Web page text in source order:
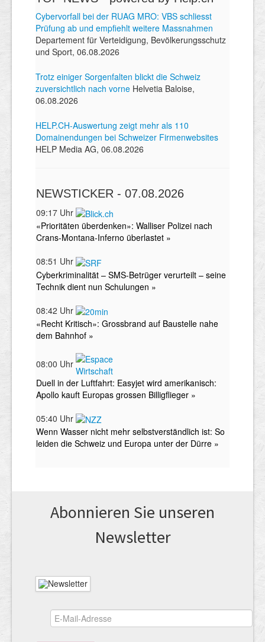
Abonnieren Sie unseren
News­letter